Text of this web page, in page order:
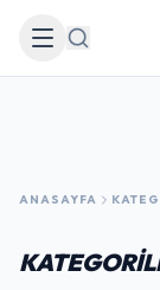
Arama
ANASAYFA